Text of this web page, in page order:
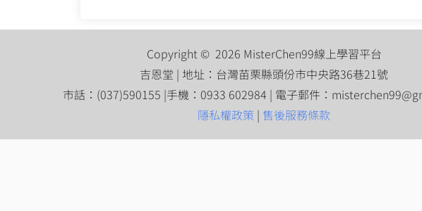
Copyright © 2026 MisterChen99線上學習平台
吉恩堂 | 地址：台灣苗栗縣頭份市中央路36巷21號
市話：(037)590155 |手機：0933 602984 | 電子郵件：
隱私權政策 | 售後服務條款